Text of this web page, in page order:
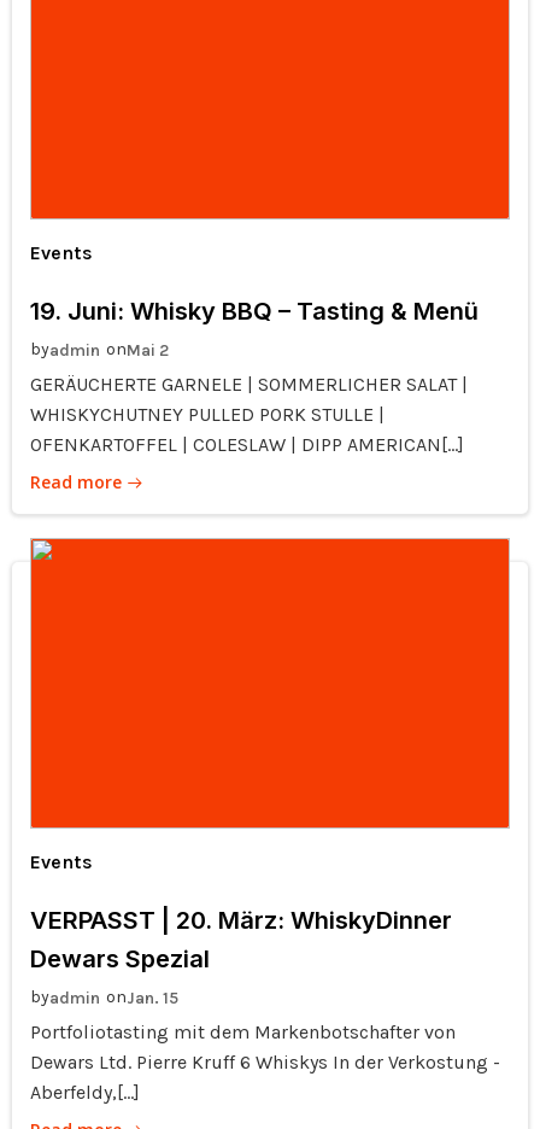
Events
19. Juni: Whisky BBQ – Tasting & Menü
byadmin onMai 2
GERÄUCHERTE GARNELE | SOMMERLICHER SALAT |
WHISKYCHUTNEY PULLED PORK STULLE |
OFENKARTOFFEL | COLESLAW | DIPP AMERICAN[…]
Read more
Events
VERPASST | 20. März: WhiskyDinner
Dewars Spezial
byadmin onJan. 15
Portfoliotasting mit dem Markenbotschafter von
Dewars Ltd. Pierre Kruff 6 Whiskys In der Verkostung -
Aberfeldy,[…]